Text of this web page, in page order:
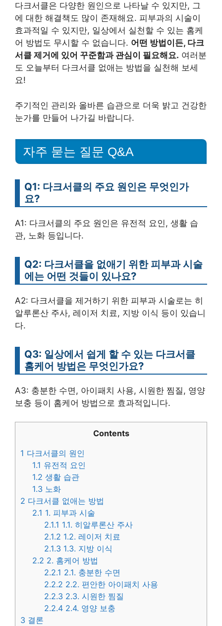
다크서클은 다양한 원인으로 나타날 수 있지만, 그
에 대한 해결책도 많이 존재해요. 피부과의 시술이
효과적일 수 있지만, 일상에서 실천할 수 있는 홈케
어 방법도 무시할 수 없습니다. 어떤 방법이든, 다크
서클 제거에 있어 꾸준함과 관심이 필요해요. 여러분
도 오늘부터 다크서클 없애는 방법을 실천해 보세
요!
주기적인 관리와 올바른 습관으로 더욱 밝고 건강한
눈가를 만들어 나가길 바랍니다.
자주 묻는 질문 Q&A
Q1: 다크서클의 주요 원인은 무엇인가
요?
A1: 다크서클의 주요 원인은 유전적 요인, 생활 습
관, 노화 등입니다.
Q2: 다크서클을 없애기 위한 피부과 시술
에는 어떤 것들이 있나요?
A2: 다크서클을 제거하기 위한 피부과 시술로는 히
알루론산 주사, 레이저 치료, 지방 이식 등이 있습니
다.
Q3: 일상에서 쉽게 할 수 있는 다크서클
홈케어 방법은 무엇인가요?
A3: 충분한 수면, 아이패치 사용, 시원한 찜질, 영양
보충 등이 홈케어 방법으로 효과적입니다.
Contents
1 다크서클의 원인
1.1 유전적 요인
1.2 생활 습관
1.3 노화
2 다크서클 없애는 방법
2.1 1. 피부과 시술
2.1.1 1.1. 히알루론산 주사
2.1.2 1.2. 레이저 치료
2.1.3 1.3. 지방 이식
2.2 2. 홈케어 방법
2.2.1 2.1. 충분한 수면
2.2.2 2.2. 편안한 아이패치 사용
2.2.3 2.3. 시원한 찜질
2.2.4 2.4. 영양 보충
3 결론